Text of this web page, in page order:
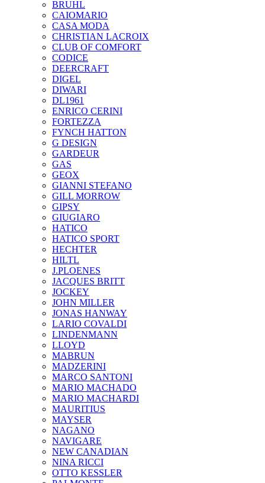
BRUHL
CAIOMARIO
CASA MODA
CHRISTIAN LACROIX
CLUB OF COMFORT
CODICE
DEERCRAFT
DIGEL
DIWARI
DL1961
ENRICO CERINI
FORTEZZA
FYNCH HATTON
G DESIGN
GARDEUR
GAS
GEOX
GIANNI STEFANO
GILL MORROW
GIPSY
GIUGIARO
HATICO
HATICO SPORT
HECHTER
HILTL
J.PLOENES
JAСQUES BRITT
JOCKEY
JOHN MILLER
JONAS HANWAY
LARIO COVALDI
LINDENMANN
LLOYD
MABRUN
MADZERINI
MARCO SANTONI
MARIO MACHADO
MARIO MACHARDI
MAURITIUS
MAYSER
NAGANO
NAVIGARE
NEW CANADIAN
NINA RICCI
OTTO KESSLER